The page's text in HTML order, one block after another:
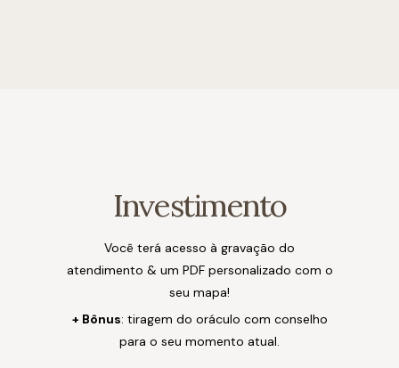
Investimento
Você terá acesso à gravação do
atendimento & um PDF personalizado com o
seu mapa!
+ Bônus: tiragem do oráculo com conselho
para o seu momento atual.